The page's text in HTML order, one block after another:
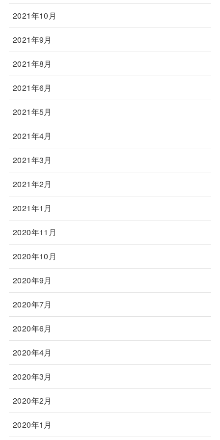
2021年10月
2021年9月
2021年8月
2021年6月
2021年5月
2021年4月
2021年3月
2021年2月
2021年1月
2020年11月
2020年10月
2020年9月
2020年7月
2020年6月
2020年4月
2020年3月
2020年2月
2020年1月